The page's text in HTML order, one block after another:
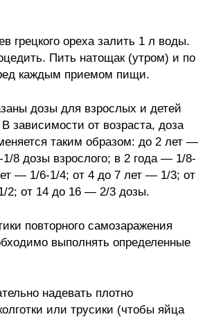
грецкого ореха залить 1 л воды.
Пить натощак (утром) и по
каждым приемом пищи.
дозы для взрослых и детей
зависимости от возраста, доза
таким образом: до 2 лет —
1/8 дозы взрослого; в 2 года — 1/8-
— 1/6-1/4; от 4 до 7 лет — 1/3; от
2; от 14 до 16 — 2/3 дозы.
повторного самозаражения
выполнять определенные
надевать плотно
или трусики (чтобы яйца